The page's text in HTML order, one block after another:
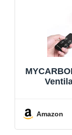
Ecran
Amazon